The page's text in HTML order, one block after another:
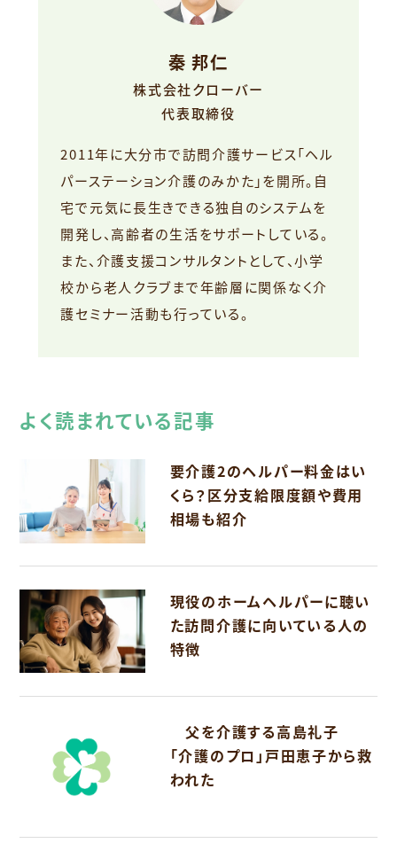
秦 邦仁
株式会社クローバー
代表取締役
2011年に大分市で訪問介護サービス「ヘル
パーステーション介護のみかた」を開所。自
宅で元気に長生きできる独自のシステムを
開発し、高齢者の生活をサポートしている。
また、介護支援コンサルタントとして、小学
校から老人クラブまで年齢層に関係なく介
護セミナー活動も行っている。
よく読まれている記事
要介護2のヘルパー料金はい
くら？区分支給限度額や費用
相場も紹介
現役のホームヘルパーに聴い
た訪問介護に向いている人の
特徴
父を介護する高島礼子
「介護のプロ」戸田恵子から救
われた